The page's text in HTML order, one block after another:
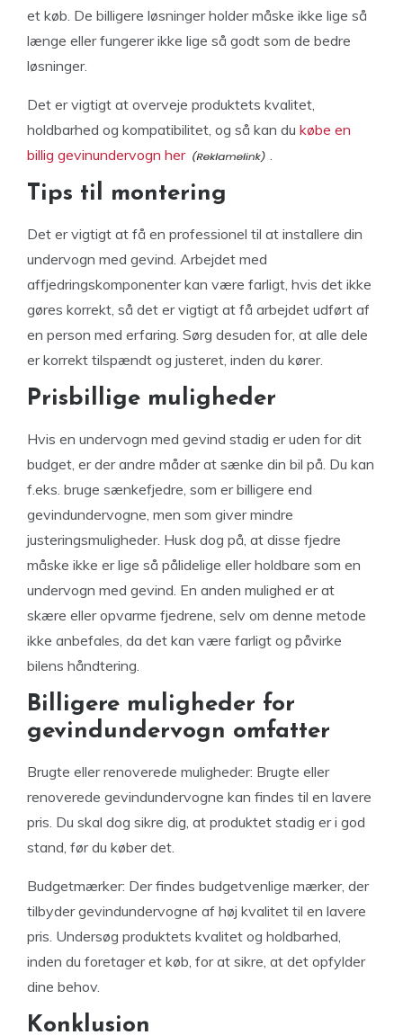
et køb. De billigere løsninger holder måske ikke lige så
længe eller fungerer ikke lige så godt som de bedre
løsninger.
Det er vigtigt at overveje produktets kvalitet,
holdbarhed og kompatibilitet, og så kan du købe en
billig gevinundervogn her
.
Tips til montering
Det er vigtigt at få en professionel til at installere din
undervogn med gevind. Arbejdet med
affjedringskomponenter kan være farligt, hvis det ikke
gøres korrekt, så det er vigtigt at få arbejdet udført af
en person med erfaring. Sørg desuden for, at alle dele
er korrekt tilspændt og justeret, inden du kører.
Prisbillige muligheder
Hvis en undervogn med gevind stadig er uden for dit
budget, er der andre måder at sænke din bil på. Du kan
f.eks. bruge sænkefjedre, som er billigere end
gevindundervogne, men som giver mindre
justeringsmuligheder. Husk dog på, at disse fjedre
måske ikke er lige så pålidelige eller holdbare som en
undervogn med gevind. En anden mulighed er at
skære eller opvarme fjedrene, selv om denne metode
ikke anbefales, da det kan være farligt og påvirke
bilens håndtering.
Billigere muligheder for
gevindundervogn omfatter
Brugte eller renoverede muligheder: Brugte eller
renoverede gevindundervogne kan findes til en lavere
pris. Du skal dog sikre dig, at produktet stadig er i god
stand, før du køber det.
Budgetmærker: Der findes budgetvenlige mærker, der
tilbyder gevindundervogne af høj kvalitet til en lavere
pris. Undersøg produktets kvalitet og holdbarhed,
inden du foretager et køb, for at sikre, at det opfylder
dine behov.
Konklusion